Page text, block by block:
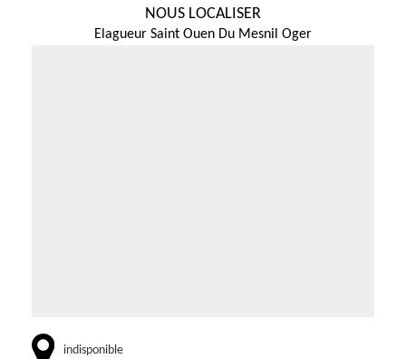
NOUS LOCALISER
Elagueur Saint Ouen Du Mesnil Oger
indisponible